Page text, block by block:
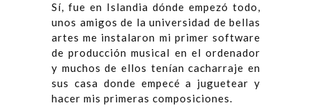
Sí, fue en Islandia dónde empezó todo,
unos amigos de la universidad de bellas
artes me instalaron mi primer software
de producción musical en el ordenador
y muchos de ellos tenían cacharraje en
sus casa donde empecé a juguetear y
hacer mis primeras composiciones.